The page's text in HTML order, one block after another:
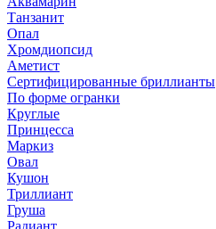
Танзанит
Опал
Хромдиопсид
Аметист
Сертифицированные бриллианты
По форме огранки
Круглые
Принцесса
Маркиз
Овал
Кушон
Триллиант
Груша
Радиант